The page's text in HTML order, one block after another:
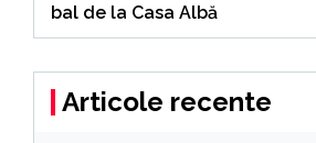
bal de la Casa Albă
Articole recente